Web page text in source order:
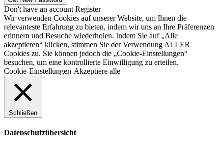
Don't have an account Register
Wir verwenden Cookies auf unserer Website, um Ihnen die
relevanteste Erfahrung zu bieten, indem wir uns an Ihre Präferenzen
erinnern und Besuche wiederholen. Indem Sie auf „Alle
akzeptieren“ klicken, stimmen Sie der Verwendung ALLER
Cookies zu. Sie können jedoch die „Cookie-Einstellungen“
besuchen, um eine kontrollierte Einwilligung zu erteilen.
Cookie-Einstellungen Akzeptiere alle
Schließen
Datenschutzübersicht